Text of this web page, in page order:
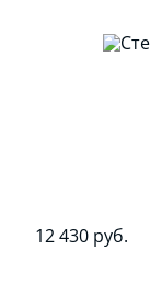
12 430 руб.